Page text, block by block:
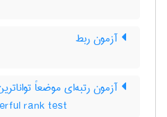
آزمون ربط
آزمون رتبه‌ای موضعاً
rank test